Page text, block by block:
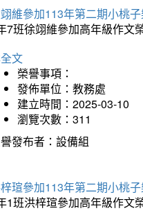
維參加113年第二期小桃
7班徐翊維參加高年級作文
文
榮譽事項：
發佈單位：教務處
建立時間：2025-03-10
瀏覽次數：311
發布者：設備組
瑄參加113年第二期小桃
1班洪梓瑄參加高年級作文